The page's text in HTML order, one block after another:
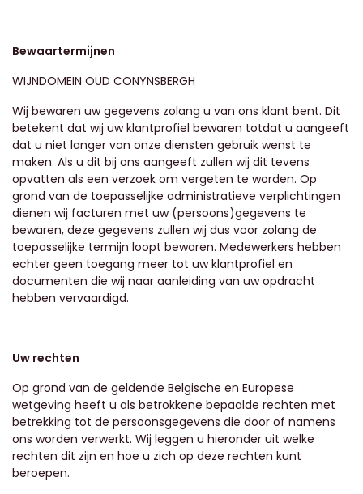
Bewaartermijnen
WIJNDOMEIN OUD CONYNSBERGH
Wij bewaren uw gegevens zolang u van ons klant bent. Dit
betekent dat wij uw klantprofiel bewaren totdat u aangeeft
dat u niet langer van onze diensten gebruik wenst te
maken. Als u dit bij ons aangeeft zullen wij dit tevens
opvatten als een verzoek om vergeten te worden. Op
grond van de toepasselijke administratieve verplichtingen
dienen wij facturen met uw (persoons)gegevens te
bewaren, deze gegevens zullen wij dus voor zolang de
toepasselijke termijn loopt bewaren. Medewerkers hebben
echter geen toegang meer tot uw klantprofiel en
documenten die wij naar aanleiding van uw opdracht
hebben vervaardigd.
Uw rechten
Op grond van de geldende Belgische en Europese
wetgeving heeft u als betrokkene bepaalde rechten met
betrekking tot de persoonsgegevens die door of namens
ons worden verwerkt. Wij leggen u hieronder uit welke
rechten dit zijn en hoe u zich op deze rechten kunt
beroepen.